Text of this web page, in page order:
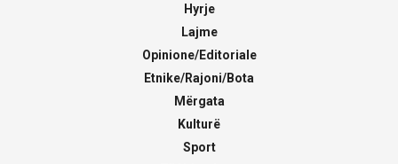
Hyrje
Lajme
Opinione/Editoriale
Etnike/Rajoni/Bota
Mërgata
Kulturë
Sport